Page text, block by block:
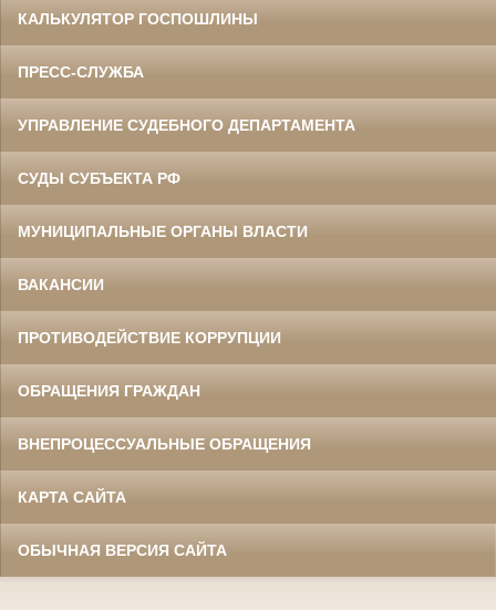
КАЛЬКУЛЯТОР ГОСПОШЛИНЫ
ПРЕСС-СЛУЖБА
УПРАВЛЕНИЕ СУДЕБНОГО ДЕПАРТАМЕНТА
СУДЫ СУБЪЕКТА РФ
МУНИЦИПАЛЬНЫЕ ОРГАНЫ ВЛАСТИ
ВАКАНСИИ
ПРОТИВОДЕЙСТВИЕ КОРРУПЦИИ
ОБРАЩЕНИЯ ГРАЖДАН
ВНЕПРОЦЕССУАЛЬНЫЕ ОБРАЩЕНИЯ
КАРТА САЙТА
ОБЫЧНАЯ ВЕРСИЯ САЙТА